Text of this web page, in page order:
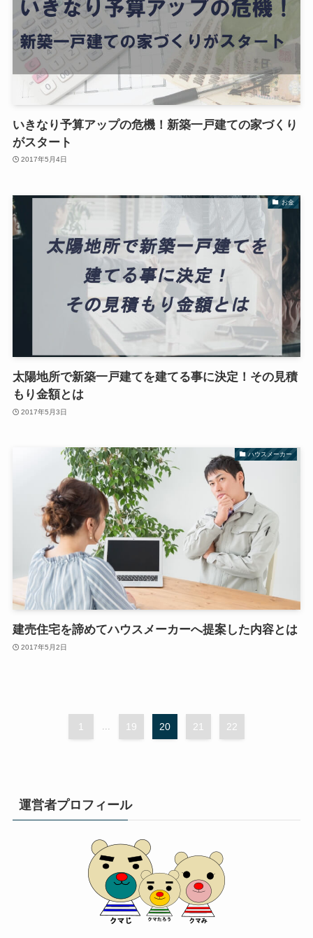
いきなり予算アップの危機！新築一戸建ての家づくり
がスタート
2017年5月4日
お金
太陽地所で新築一戸建てを建てる事に決定！その見積
もり金額とは
2017年5月3日
ハウスメーカー
建売住宅を諦めてハウスメーカーへ提案した内容とは
2017年5月2日
1 ... 19 20 21 22
運営者プロフィール